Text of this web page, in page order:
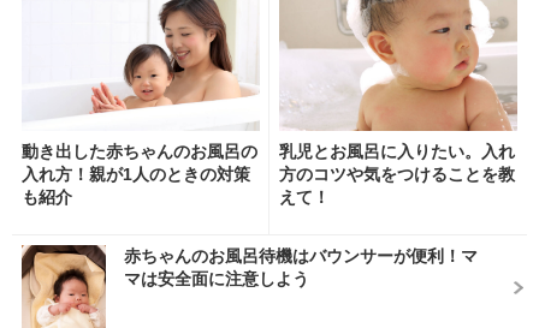
動き出した赤ちゃんのお風呂の
入れ方！親が1人のときの対策
も紹介
乳児とお風呂に入りたい。入れ
方のコツや気をつけることを教
えて！
赤ちゃんのお風呂待機はバウンサーが便利！マ
マは安全面に注意しよう